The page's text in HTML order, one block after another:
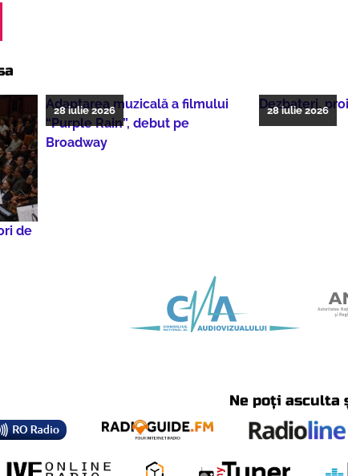
de
Adaptarea muzicală a filmului
“Purple Rain”, debut pe
Broadway
28 iulie 2026 Dezbateri,
28 iulie 2026
Ne poți asculta